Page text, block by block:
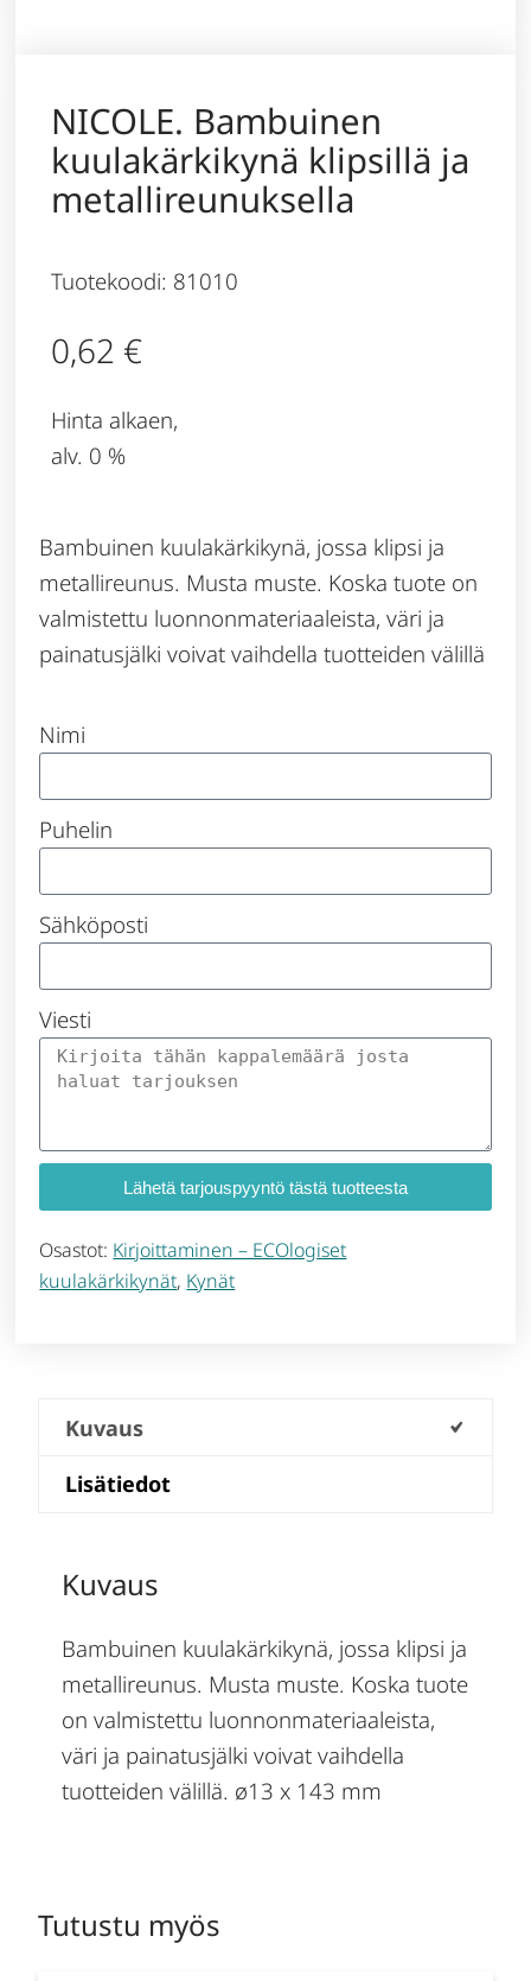
NICOLE. Bambuinen
kuulakärkikynä klipsillä ja
metallireunuksella
Tuotekoodi: 81010
0,62 €
Hinta alkaen,
alv. 0 %
Bambuinen kuulakärkikynä, jossa klipsi ja
metallireunus. Musta muste. Koska tuote on
valmistettu luonnonmateriaaleista, väri ja
painatusjälki voivat vaihdella tuotteiden välillä
Nimi
Puhelin
Sähköposti
Viesti
Lähetä tarjouspyyntö tästä tuotteesta
Osastot: Kirjoittaminen – ECOlogiset
kuulakärkikynät, Kynät
Kuvaus
Lisätiedot
Kuvaus
Bambuinen kuulakärkikynä, jossa klipsi ja
metallireunus. Musta muste. Koska tuote
on valmistettu luonnonmateriaaleista,
väri ja painatusjälki voivat vaihdella
tuotteiden välillä. ø13 x 143 mm
Tutustu myös